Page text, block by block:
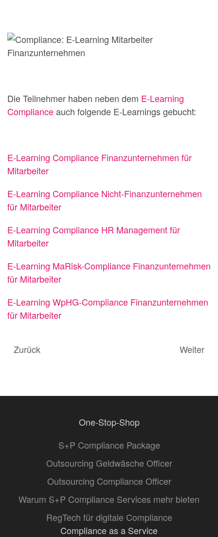
Die Teilnehmer haben neben dem E-Learning
Complianceauch folgende E-Learnings gebucht:
E-Learning Compliance Finanzunternehmen für
Mitarbeiter
E-Learning Compliance Nicht-Finanzunternehmen
für Mitarbeiter
E-Learning Compliance HR Management für
Mitarbeiter
E-Learning MaRisk-Compliance Finanzunternehmen
für Mitarbeiter
E-Learning WpHG-Compliance Finanzunternehmen
für Mitarbeiter
Zurück Weiter
One-Stop-Shop
S+P Compliance Package
Outsourcing Geldwäsche Officer
Outsourcing Compliance Officer
Warum S+P Compliance Services mehr bieten
RegTech für digitale Compliance
Compliance as a Service